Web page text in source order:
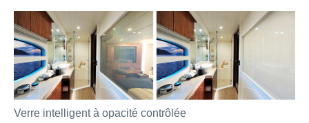
Verre intelligent à opacité contrôlée